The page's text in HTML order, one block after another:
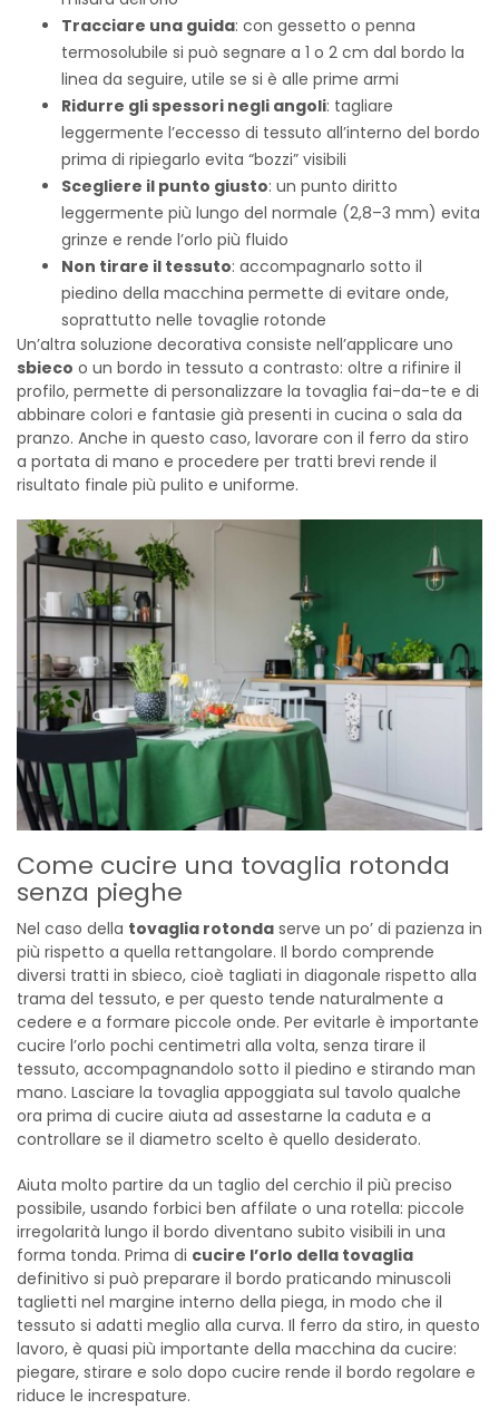
Tracciare una guida: con gessetto o penna
termosolubile si può segnare a 1 o 2 cm dal bordo la
linea da seguire, utile se si è alle prime armi
Ridurre gli spessori negli angoli: tagliare
leggermente l’eccesso di tessuto all’interno del bordo
prima di ripiegarlo evita “bozzi” visibili
Scegliere il punto giusto: un punto diritto
leggermente più lungo del normale (2,8–3 mm) evita
grinze e rende l’orlo più fluido
Non tirare il tessuto: accompagnarlo sotto il
piedino della macchina permette di evitare onde,
soprattutto nelle tovaglie rotonde
Un’altra soluzione decorativa consiste nell’applicare uno
sbieco o un bordo in tessuto a contrasto: oltre a rifinire il
profilo, permette di personalizzare la tovaglia fai-da-te e di
abbinare colori e fantasie già presenti in cucina o sala da
pranzo. Anche in questo caso, lavorare con il ferro da stiro
a portata di mano e procedere per tratti brevi rende il
risultato finale più pulito e uniforme.
Come cucire una tovaglia rotonda
senza pieghe
Nel caso della tovaglia rotonda serve un po’ di pazienza in
più rispetto a quella rettangolare. Il bordo comprende
diversi tratti in sbieco, cioè tagliati in diagonale rispetto alla
trama del tessuto, e per questo tende naturalmente a
cedere e a formare piccole onde. Per evitarle è importante
cucire l’orlo pochi centimetri alla volta, senza tirare il
tessuto, accompagnandolo sotto il piedino e stirando man
mano. Lasciare la tovaglia appoggiata sul tavolo qualche
ora prima di cucire aiuta ad assestarne la caduta e a
controllare se il diametro scelto è quello desiderato.
Aiuta molto partire da un taglio del cerchio il più preciso
possibile, usando forbici ben affilate o una rotella: piccole
irregolarità lungo il bordo diventano subito visibili in una
forma tonda. Prima di cucire l’orlo della tovaglia
definitivo si può preparare il bordo praticando minuscoli
taglietti nel margine interno della piega, in modo che il
tessuto si adatti meglio alla curva. Il ferro da stiro, in questo
lavoro, è quasi più importante della macchina da cucire:
piegare, stirare e solo dopo cucire rende il bordo regolare e
riduce le increspature.